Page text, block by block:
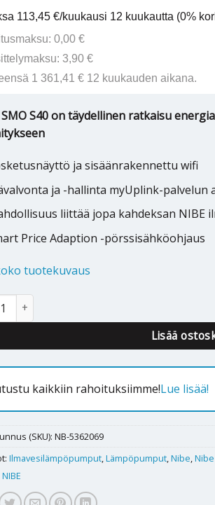
113,45 €/kuukausi 12 kuukautta (0%
0,00 €
3,90 €
1 361,41 € 12 kuukauden aikana.
SMO S40 on täydellinen ratkaisu
ja sisäänrakennettu wifi
ja -hallinta myUplink-palvelun
liittää jopa kahdeksan NIBE
Price Adaption -pörssisähköohjaus
tuotekuvaus
sisäyksikkö NIBE SMO S40
Lisää
kaikkiin rahoituksiimme!Lue lisää!
(SKU): NB-5362069
Ilmavesilämpöpumput,Lämpöpumput,Nibe,
NIBE